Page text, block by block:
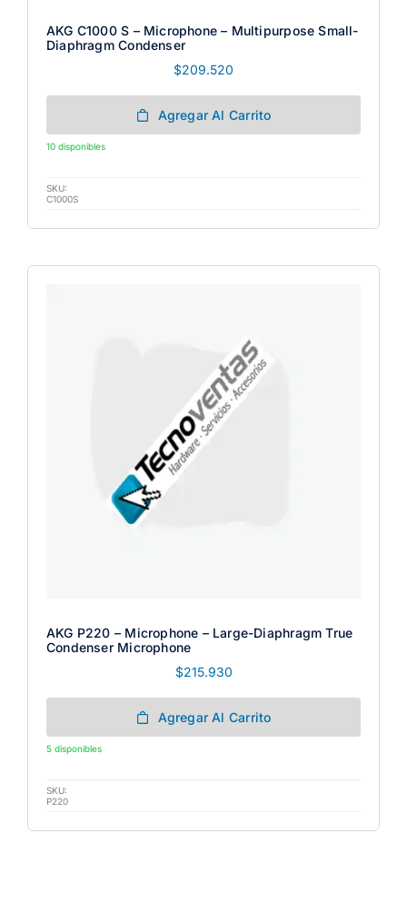
AKG C1000 S – Microphone – Multipurpose Small-
Diaphragm Condenser
$209.520
Agregar Al Carrito
10 disponibles
SKU:
C1000S
AKG P220 – Microphone – Large-Diaphragm True
Condenser Microphone
$215.930
Agregar Al Carrito
5 disponibles
SKU:
P220